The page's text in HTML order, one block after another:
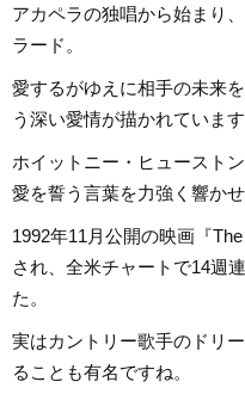
アカペラの独唱から始まり
ラード。
愛するがゆえに相手の未来
う深い愛情が描かれています
ホイットニー・ヒュースト
愛を誓う言葉を力強く響かせ
1992年11月公開の映画『
され、全米チャートで14週
た。
実はカントリー歌手のドリ
ることも有名ですね。